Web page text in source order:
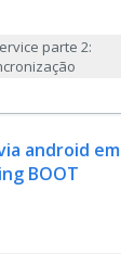
parte 2:
android em
BOOT